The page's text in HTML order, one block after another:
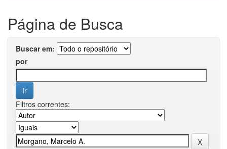
Página de Busca
Buscar em:
por
Filtros correntes: